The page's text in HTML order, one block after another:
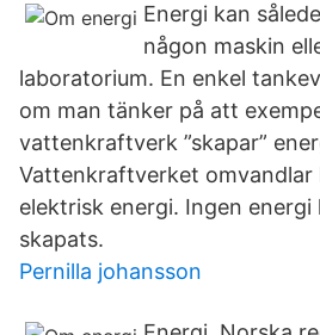
Energi kan
någon maskin
laboratorium. En enkel
om man tänker på att
vattenkraftverk ”skapar”
Vattenkraftverket omvandlar
elektrisk energi. Ingen energi
skapats.
Pernilla johansson